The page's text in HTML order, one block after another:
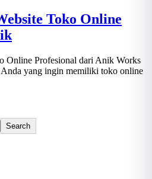
Toko Online
Online Profesional dari Anik Works
Anda yang ingin memiliki toko online
Search